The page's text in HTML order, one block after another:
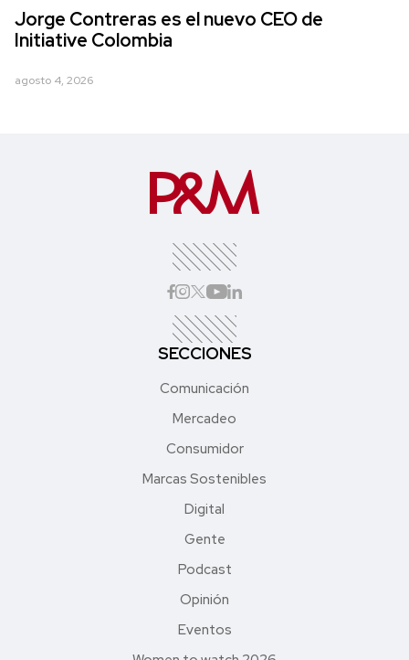
Jorge Contreras es el nuevo CEO de
Initiative Colombia
agosto 4, 2026
SECCIONES
Comunicación
Mercadeo
Consumidor
Marcas Sostenibles
Digital
Gente
Podcast
Opinión
Eventos